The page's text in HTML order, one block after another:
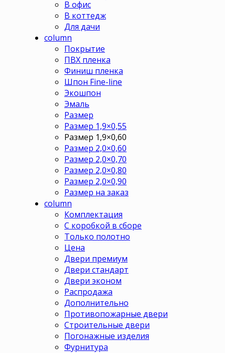
В офис
В коттедж
Для дачи
column
Покрытие
ПВХ пленка
Финиш пленка
Шпон Fine-line
Экошпон
Эмаль
Размер
Размер 1,9×0,55
Размер 1,9×0,60
Размер 2,0×0,60
Размер 2,0×0,70
Размер 2,0×0,80
Размер 2,0×0,90
Размер на заказ
column
Комплектация
С коробкой в сборе
Только полотно
Цена
Двери премиум
Двери стандарт
Двери эконом
Распродажа
Дополнительно
Противопожарные двери
Строительные двери
Погонажные изделия
Фурнитура